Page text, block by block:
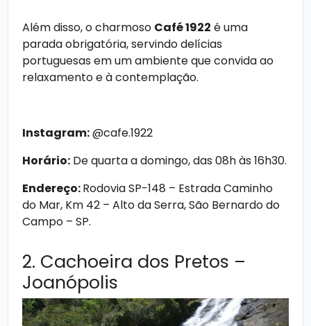
Além disso, o charmoso Café 1922 é uma
parada obrigatória, servindo delícias
portuguesas em um ambiente que convida ao
relaxamento e à contemplação.
Instagram:@cafe.1922
Horário: De quarta a domingo, das 08h às 16h30.
Endereço:Rodovia SP-148 – Estrada Caminho
do Mar, Km 42 – Alto da Serra, São Bernardo do
Campo – SP.
2. Cachoeira dos Pretos –
Joanópolis